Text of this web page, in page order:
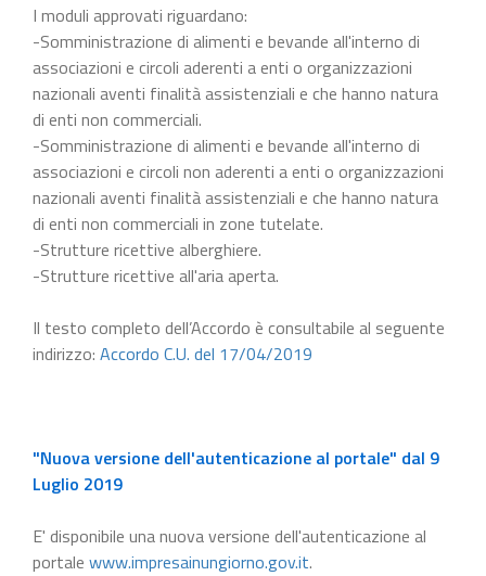
I moduli approvati riguardano:
-Somministrazione di alimenti e bevande all'interno di
associazioni e circoli aderenti a enti o organizzazioni
nazionali aventi finalità assistenziali e che hanno natura
di enti non commerciali.
-Somministrazione di alimenti e bevande all'interno di
associazioni e circoli non aderenti a enti o organizzazioni
nazionali aventi finalità assistenziali e che hanno natura
di enti non commerciali in zone tutelate.
-Strutture ricettive alberghiere.
-Strutture ricettive all'aria aperta.
Il testo completo dell’Accordo è consultabile al seguente
indirizzo: Accordo C.U. del 17/04/2019
"Nuova versione dell'autenticazione al portale" dal 9
Luglio 2019
E' disponibile una nuova versione dell'autenticazione al
portale www.impresainungiorno.gov.it.